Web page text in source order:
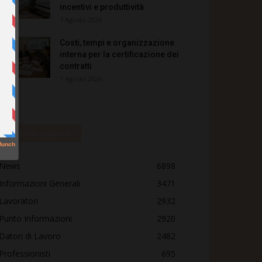
incentivi e produttività
Costi, tempi e organizzazione
interna per la certificazione dei
contratti
Categorie popolari
News
6898
Informazioni Generali
3471
Lavoratori
2932
Punto Informazioni
2920
Datori di Lavoro
2482
Professionisti
695